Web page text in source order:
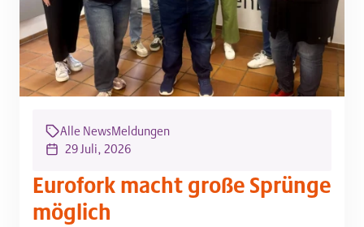
Alle NewsMeldungen
29 Juli, 2026
Eurofork macht große Sprünge
möglich